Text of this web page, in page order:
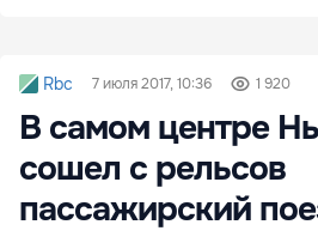
Rbc 7 июля 2017, 10:36 1 920
В самом центре
сошел с рельсов
пассажирский